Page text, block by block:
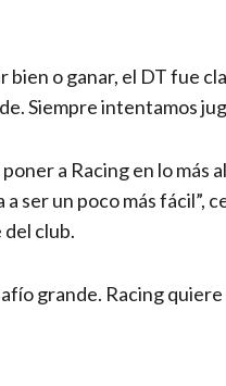
o ganar, el DT fue
Siempre intentamos
a Racing en lo más
ser un poco más fácil”,
del club.
grande. Racing